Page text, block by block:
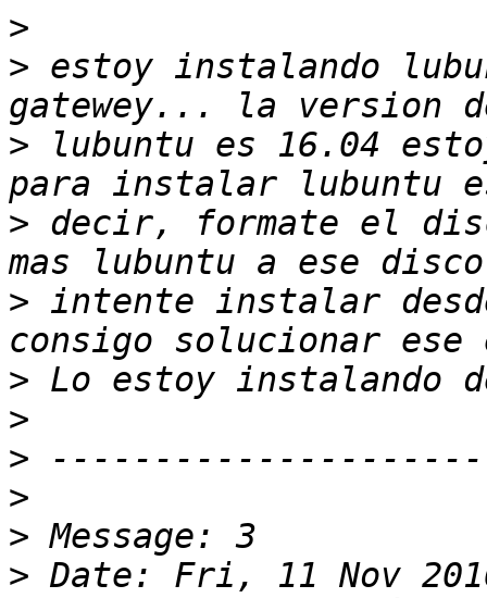
>
> estoy instalando
> lubuntu es 16.04
> decir, formate el
> intente instalar
>
>
>
>
>
>